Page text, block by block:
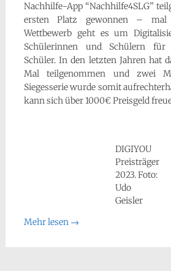
Nachhilfe-App “Nachhilfe4SLG”
ersten Platz gewonnen –
Wettbewerb geht es um
Schülerinnen und Schülern für
Schüler. In den letzten Jahren hat
Mal teilgenommen und zwei
Siegesserie wurde somit
kann sich über 1000€ Preisgeld
DIGIYOU
Preisträger
2023. Foto:
Udo
Geisler
Mehr lesen →